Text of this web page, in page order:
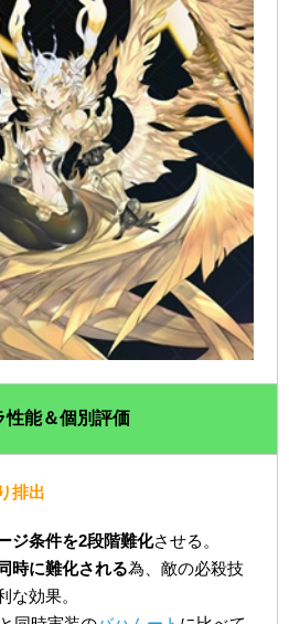
性能＆個別評価
排出
ジ条件を2段階難化させる。
時に難化される為、敵の必殺技
な効果。